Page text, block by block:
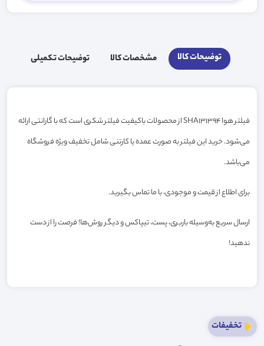
توضیحات کالا مشخصات کالا توضیحات تکمیلی
فیلتر هوا SHA131394 از محصولات باکیفیت فیلتر شکری است که با گارانتی ارائه
می‌شود. خرید این فیلتر به صورت عمده یا کارتنی شامل تخفیف ویژه فروشگاه
می‌باشد.
برای اطلاع از قیمت و موجودی، با ما تماس بگیرید.
ارسال سریع به‌وسیله باربری، پست، تیپاکس و دیگر روش‌ها! فرصت را از دست
ندهید!
تخفیفات